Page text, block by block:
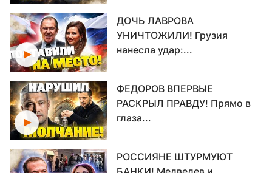
ДОЧЬ ЛАВРОВА
УНИЧТОЖИЛИ! Грузия
нанесла удар:...
ФЕДОРОВ ВПЕРВЫЕ
РАСКРЫЛ ПРАВДУ! Прямо в
глаза...
РОССИЯНЕ ШТУРМУЮТ